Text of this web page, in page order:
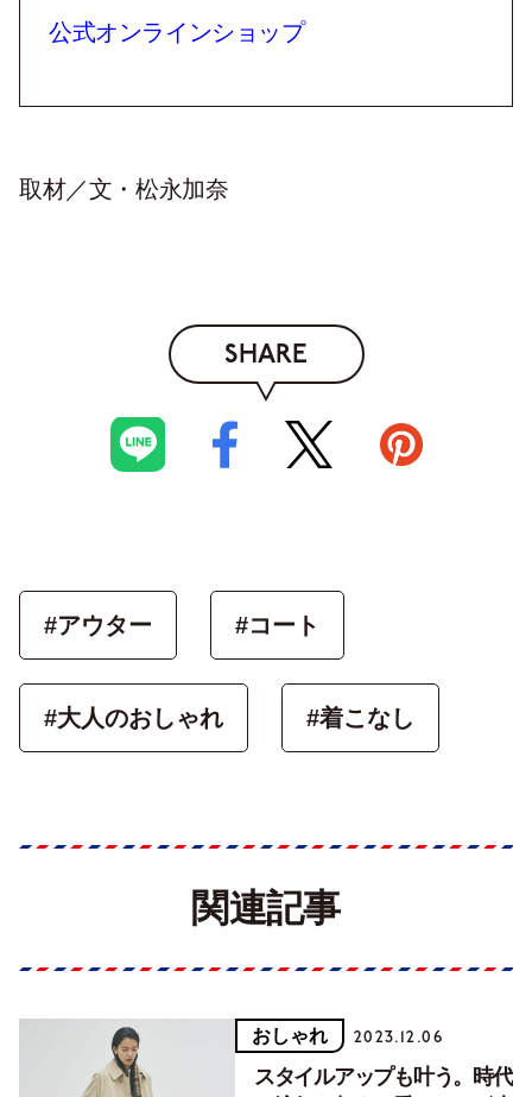
公式オンラインショップ
取材／文・松永加奈
SHARE
#アウター #コート
#大人のおしゃれ #着こなし
関連記事
おしゃれ 2023.12.06
スタイルアップも叶う。時代